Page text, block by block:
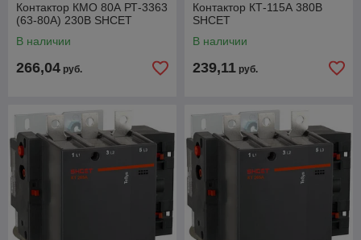
Контактор КМО 80А РТ-3363
(63-80А) 230В SHCET
В наличии
266,04 руб.
Контактор КТ-115А 380В
SHCET
В наличии
239,11 руб.